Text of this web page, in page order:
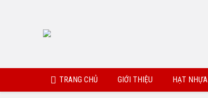
TRANG CHỦ GIỚI THIỆU HẠT NHỰA